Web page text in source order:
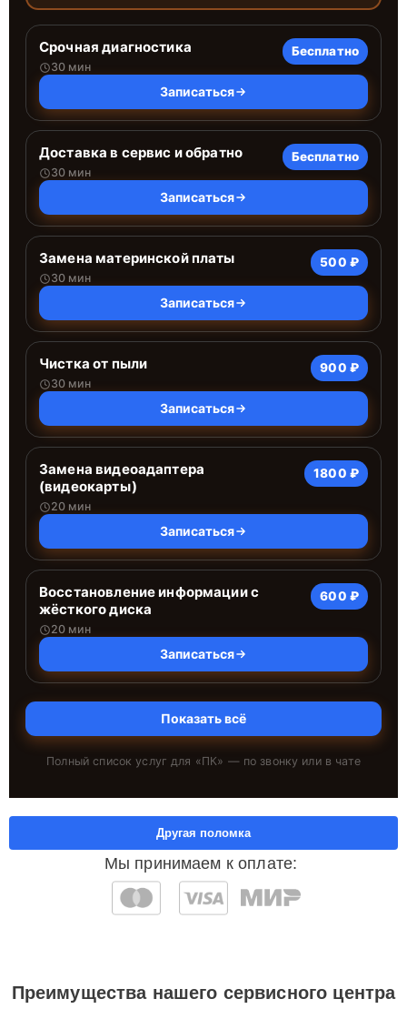
Срочная диагностика
30 мин
Бесплатно
Записаться
Доставка в сервис и обратно
30 мин
Бесплатно
Записаться
Замена материнской платы
30 мин
500 ₽
Записаться
Чистка от пыли
30 мин
900 ₽
Записаться
Замена видеоадаптера
(видеокарты)
20 мин
1800 ₽
Записаться
Восстановление информации с
жёсткого диска
20 мин
600 ₽
Записаться
Показать всё
Полный список услуг для «ПК» — по звонку или в чате
Мы принимаем к оплате:
Другая поломка
Преимущества нашего сервисного центра